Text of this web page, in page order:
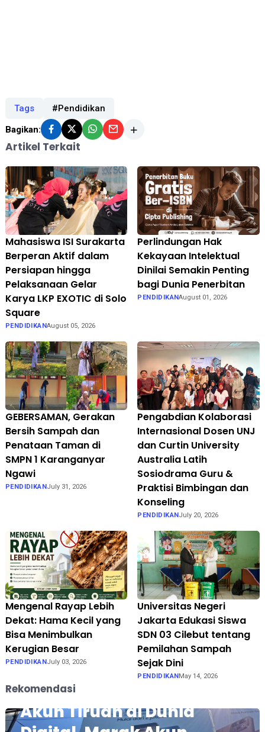
Tags #Pendidikan
Bagikan:
Artikel Terkait
Mahasiswa ISI Surakarta
Berperan Aktif dalam
Persiapan hingga
Pelaksanaan Gelar
Karya LKP EXOTIC di Solo
Square
PENDIDIKANAugust 05, 2026
Perlindungan Hak
Kekayaan Intelektual
Dinilai Semakin Penting
bagi Dunia Penerbitan
PENDIDIKANAugust 01, 2026
GEBERSAMAN, Gerakan
Bersih Sampah dan
Penataan Taman di
SMPN 1 Karanganyar
Ngawi
PENDIDIKANJuly 31, 2026
Pengabdian Kolaborasi
Internasional Dosen UNJ
dan Curtin University
Australia Latih
Sosiodrama Guru &
Praktisi Bimbingan dan
Konseling
PENDIDIKANJuly 20, 2026
Mengenal Rayap Lebih
Dekat: Hama Kecil yang
Bisa Menimbulkan
Kerugian Besar
PENDIDIKANJuly 03, 2026
Universitas Negeri
Jakarta Edukasi Siswa
SDN 03 Cilebut tentang
Pemilahan Sampah
Sejak Dini
PENDIDIKANMay 14, 2026
Rekomendasi
Fokus pada Tantangan
Akun Tiruan di Dunia